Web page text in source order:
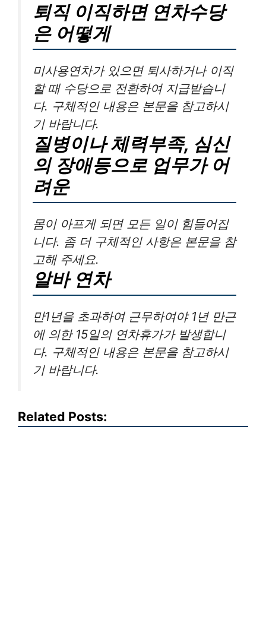
퇴직 이직하면 연차수당
은 어떻게
미사용연차가 있으면 퇴사하거나 이직
할 때 수당으로 전환하여 지급받습니
다. 구체적인 내용은 본문을 참고하시
기 바랍니다.
질병이나 체력부족, 심신
의 장애등으로 업무가 어
려운
몸이 아프게 되면 모든 일이 힘들어집
니다. 좀 더 구체적인 사항은 본문을 참
고해 주세요.
알바 연차
만1년을 초과하여 근무하여야 1년 만근
에 의한 15일의 연차휴가가 발생합니
다. 구체적인 내용은 본문을 참고하시
기 바랍니다.
Related Posts: